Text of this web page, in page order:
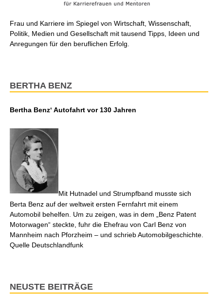
Frau und Karriere im Spiegel von Wirtschaft, Wissenschaft,
Politik, Medien und Gesellschaft mit tausend Tipps, Ideen und
Anregungen für den beruflichen Erfolg.
BERTHA BENZ
Bertha Benz‘ Autofahrt vor 130 Jahren
Mit Hutnadel und Strumpfband musste sich
Berta Benz auf der weltweit ersten Fernfahrt mit einem
Automobil behelfen. Um zu zeigen, was in dem „Benz Patent
Motorwagen“ steckte, fuhr die Ehefrau von Carl Benz von
Mannheim nach Pforzheim – und schrieb Automobilgeschichte.
Quelle Deutschlandfunk
NEUSTE BEITRÄGE